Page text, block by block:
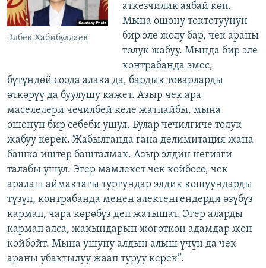
Элбек Хабибуллаев
аткезчилик аябай көп.
Мына ошону токтотуунун
бир эле жолу бар, чек араны
толук жабуу. Мында бир эле
контрабанда эмес,
бүтүндөй соода алака да, бардык товарларды
өткөрүү да буулушу кажет. Азыр чек ара
маселелери чечилбей келе жатпайбы, мына
ошонун бир себеби ушул. Булар чечилгиче толук
жабуу керек. Жабылганда гана делимитация жана
башка иштер башталмак. Азыр элдин негизги
талабы ушул. Эгер мамлекет чек койбосо, чек
аралаш аймактагы тургундар элдик кошуундарды
түзүп, контрабанда менен алектенгендерди өзүбүз
кармап, чара көрөбүз деп жатышат. Эгер аларды
кармап алса, жакындарын жоготкон адамдар жөн
койбойт. Мына ушуну алдын алыш үчүн да чек
араны убактылуу жаап туруу керек”.